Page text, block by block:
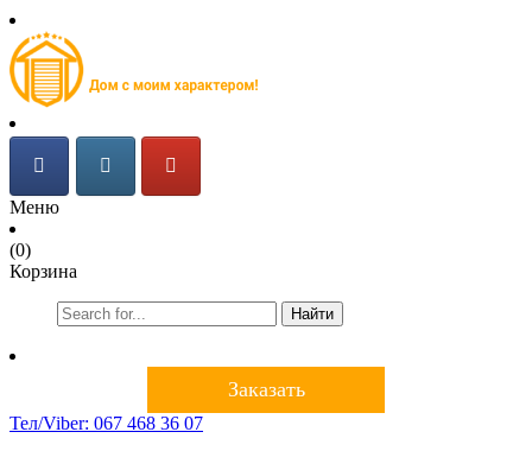
Меню
(0)
Корзина
Найти
Заказать
Тел/Viber: 067 468 36 07